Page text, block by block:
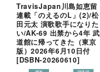
TravisJapan川島如恵留
連載「のえるのL」(2)/松
田元太 演歌歌手になりた
い/AK-69 出禁から4年 武
道館に帰ってきた（東京
版）2026年6月10日付
[DSBN-20260610]